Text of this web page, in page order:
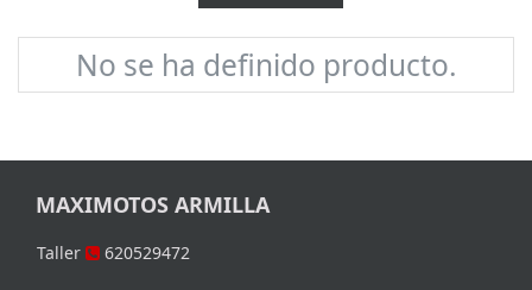
No se ha definido producto.
MAXIMOTOS ARMILLA
Taller 620529472